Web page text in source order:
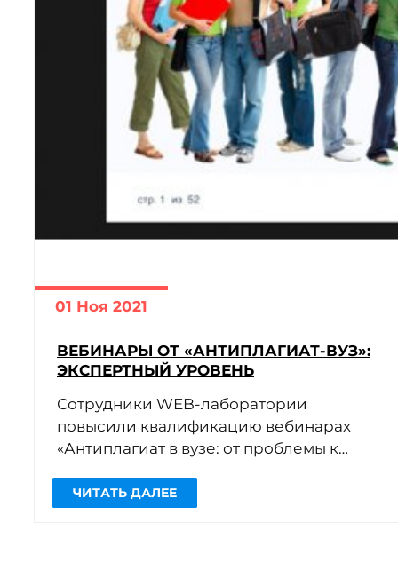
ЧИТАТЬ ДАЛЕЕ
01 Ноя 2021
ВЕБИНАРЫ ОТ «АНТИПЛАГИАТ-ВУЗ»:
ЭКСПЕРТНЫЙ УРОВЕНЬ
Сотрудники WEB-лаборатории
повысили квалификацию вебинарах
«Антиплагиат в вузе: от проблемы к
вопросов:
в организации